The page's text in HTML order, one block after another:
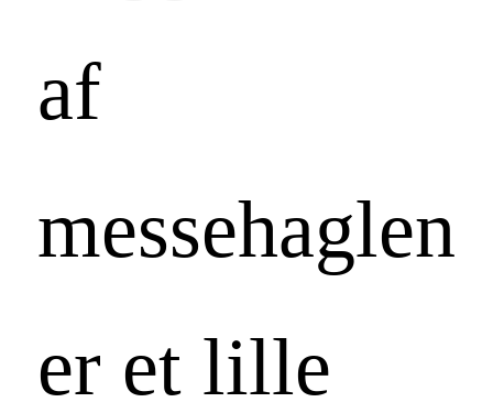
af
messehaglen
er et lille